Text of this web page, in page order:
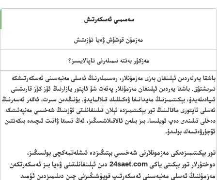
سەمىمىي ئەسكەرتىش
مەزمۇن قوشۇش ۋەيا تۈزىتىش
مەزكۇر بەتتە نىمىلەرنى تاپالايسىز؟
باشقا يەرلەردىن ئېلىنغان بەزى مەزمۇنلار، رەسىملەرنىڭ ئەسلى مەنبەسىنى ئەسكەرتىشكە
تىرىشتۇق. باشقا يەردىن ئېلىنغان مەزمۇنلار پەقەت شۇ ئاپتور يازارنىڭ ئۆز كۆز قارىشىنى
ئىپادىلەيدۇ، بېكىتىمىزنىڭ مەيدانىغا ۋەكىللىك قىلالمايدۇ. بۇنىڭدىن سىرت، ئەگەر ئەسەرنىڭ
ئەسلى ئاپتورى ماقالىنىڭ تور بېكىتىمىزدە ئېلان قىلىنغانلىقى ئۆزىنىڭ شەخسىي مەنپەئىتىگە
دەخلى قىلىندى دەپ ئويلىسا، بىز بىلەن ئالاقىلاشسىڭىز، ئەڭ قىسقا ۋاقىت ئىچىدە بىكەتتىن
ئۆچۈرۋەتسەك بولىدۇ.
تور بېكىتىمىزدىكى مەزمونلارنى شەخسىي بېتىڭىزدە ئىشلەتمەكچى بولسىڭىز،
دوختۇرلار تور بېكىتى ياكى 24saet.com دىن ئېلىنغانلىقىنى ۋەيا بىز ئەسكەرتكەن
مەزمۇننىڭ ئەسلى مەنبەسىنى ئەسكەرتىپ قويۇشىڭىزنى چىن دىلىمىزدىن ئۈمىد